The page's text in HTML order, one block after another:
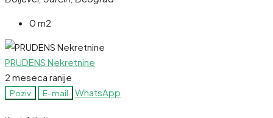
0 m2
PRUDENS Nekretnine
2 meseca ranije
Poziv E-mail WhatsApp